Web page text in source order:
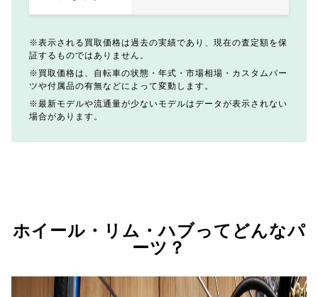
表示される買取価格は過去の実績であり、現在の査定額を保
証するものではありません。
買取価格は、自転車の状態・年式・市場相場・カスタムパー
ツや付属品の有無などによって変動します。
最新モデルや流通量が少ないモデルはデータが表示されない
場合があります。
ホイール・リム・ハブってどんなパ
ーツ？